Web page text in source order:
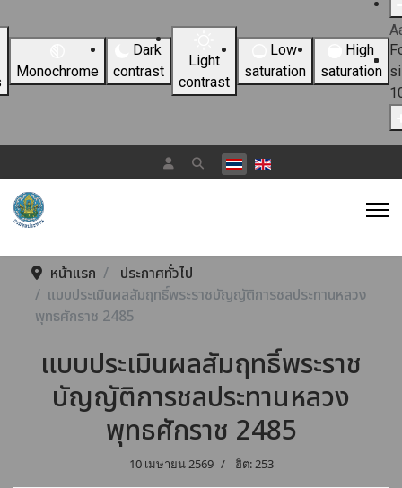
Monochrome
Dark
contrast
Light
contrast
Low
saturation
High
saturation
เลือกภาษาของคุณ
หน้าแรก
ประกาศทั่วไป
แบบประเมินผลสัมฤทธิ์พระราชบัญญัติการชลประทานหลวง
พุทธศักราช 2485
แบบประเมินผลสัมฤทธิ์พระราช
บัญญัติการชลประทานหลวง
พุทธศักราช 2485
10 เมษายน 2569 ฮิต: 253